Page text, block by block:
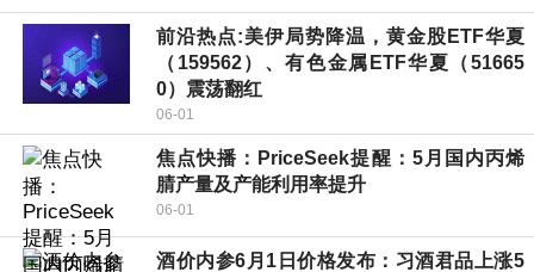
前沿热点:美伊局势降温，黄金股ETF华夏
（159562）、有色金属ETF华夏（51665
0）震荡翻红
06-01
焦点快播：PriceSeek提醒：5月国内丙烯
腈产量及产能利用率提升
06-01
酒价内参6月1日价格发布：习酒君品上涨5